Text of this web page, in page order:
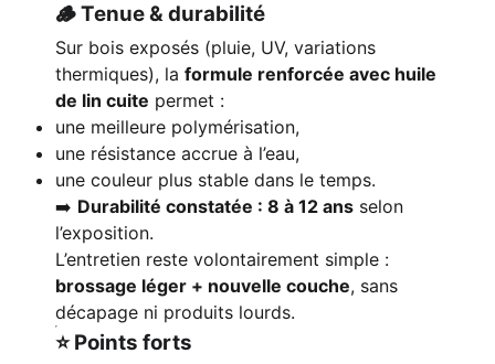
🪵 Tenue & durabilité
Sur bois exposés (pluie, UV, variations
thermiques), la formule renforcée avec huile
de lin cuite permet :
une meilleure polymérisation,
une résistance accrue à l’eau,
une couleur plus stable dans le temps.
➡️ Durabilité constatée : 8 à 12 ans selon
l’exposition.
L’entretien reste volontairement simple :
brossage léger + nouvelle couche, sans
décapage ni produits lourds.
⭐ Points forts